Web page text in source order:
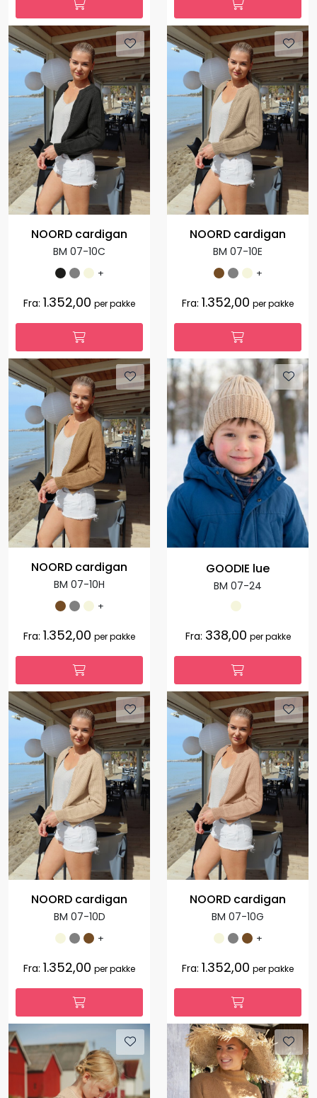
NOORD cardigan
BM 07-10C
+
Fra: 1.352,00 per pakke
NOORD cardigan
BM 07-10E
+
Fra: 1.352,00 per pakke
NOORD cardigan
BM 07-10H
+
Fra: 1.352,00 per pakke
GOODIE lue
BM 07-24
Fra: 338,00 per pakke
NOORD cardigan
BM 07-10D
+
Fra: 1.352,00 per pakke
NOORD cardigan
BM 07-10G
+
Fra: 1.352,00 per pakke